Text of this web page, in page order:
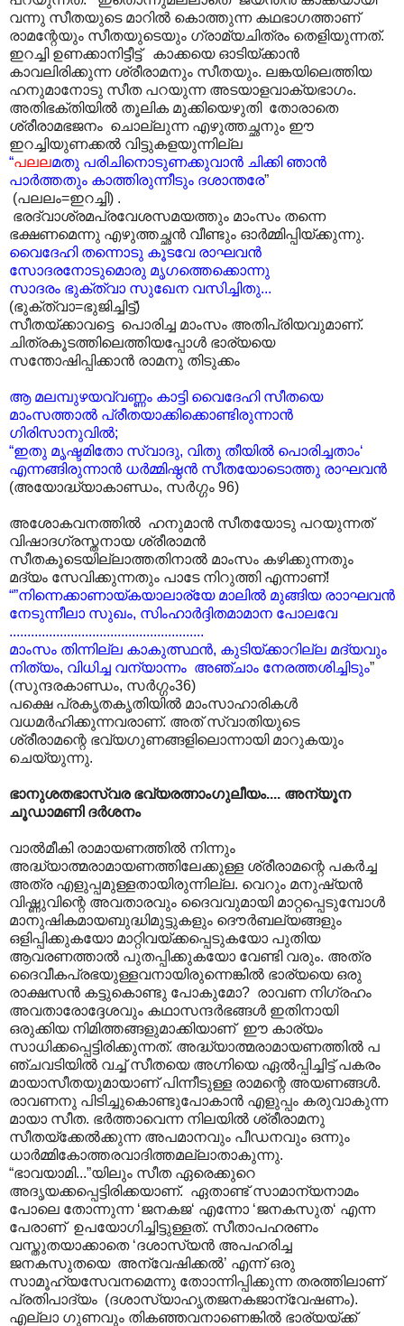
വന്നു സീതയുടെ മാറിൽ കൊത്തുന്ന കഥഭാഗത്താണ്
രാമന്റേയും സീതയുടെയും ഗ്രാമ്യചിത്രം തെളിയുന്നത്.
ഇറച്ചി ഉണക്കാനിട്ടീട്ട് കാക്കയെ ഓടിയ്ക്കാൻ
കാവലിരിക്കുന്ന ശ്രീരാമനും സീതയും. ലങ്കയിലെത്തിയ
ഹനുമാനോടു സീത പറയുന്ന അടയാളവാക്യഭാഗം.
അതിഭക്തിയിൽ തൂലിക മുക്കിയെഴുതി തോരാതെ
ശ്രീരാമഭജനം ചൊല്ലുന്ന എഴുത്തച്ഛനും ഈ
ഇറച്ചിയുണക്കൽ വിട്ടുകളയുന്നില്ല
“പലലമതു പരിചിനൊടുണക്കുവാൻ ചിക്കി ഞാൻ
പാർത്തതും കാത്തിരുന്നീടും ദശാന്തരേ”
(പലലം=ഇറച്ചി) .
ഭരദ്വാശ്രമപ്രവേശസമയത്തും മാംസം തന്നെ
ഭക്ഷണമെന്നു എഴുത്തച്ഛൻ വീണ്ടും ഓർമ്മിപ്പിയ്ക്കുന്നു.
വൈദേഹി തന്നൊടു കൂടവേ രാഘവൻ
സോദരനോടുമൊരു മൃഗത്തെക്കൊന്നു
സാദരം ഭുക്ത്വാ സുഖേന വസിച്ചിതു...
(ഭുക്ത്വാ=ഭുജിച്ചിട്ട്)
സീതയ്ക്കാവട്ടെ പൊരിച്ച മാംസം അതിപ്രിയവുമാണ്.
ചിത്രകൂടത്തിലെത്തിയപ്പോൾ ഭാര്യയെ
സന്തോഷിപ്പിക്കാൻ രാമനു തിടുക്കം
ആ മലമ്പുഴയവ്വണ്ണം കാട്ടി വൈദേഹി സീതയെ
മാംസത്താൽ പ്രീതയാക്കിക്കൊണ്ടിരുന്നാൻ
ഗിരിസാനുവിൽ;
“ഇതു മൃഷ്ടമിതോ സ്വാദു, വിതു തീയിൽ പൊരിച്ചതാം‘
എന്നങ്ങിരുന്നാൻ ധർമ്മിഷ്ഠൻ സീതയോടൊത്തു രാഘവൻ
(അയോദ്ധ്യാകാണ്ഡം, സർഗ്ഗം 96)
അശോകവനത്തിൽ ഹനുമാൻ സീതയോടു പറയുന്നത്
വിഷാദഗ്രസ്തനായ ശ്രീരാമൻ
സീതകൂടെയില്ലാത്തതിനാൽ മാംസം കഴിക്കുന്നതും
മദ്യം സേവിക്കുന്നതും പാടേ നിറുത്തി എന്നാണ്!
“”നിന്നെക്കാണായ്കയാലാര്യേ മാലിൽ മുങ്ങിയ രാ‍ാഘവൻ
നേടുന്നീലാ സുഖം, സിംഹാർദ്ദിതമാമാന പോലവേ
......................................................
മാംസം തിന്നില്ല കാകുത്സ്ഥൻ, കുടിയ്ക്കാറില്ല മദ്യവും
നിത്യം, വിധിച്ച വന്യാന്നം അഞ്ചാം നേരത്തശിച്ചിടും”
(സുന്ദരകാണ്ഡം, സർഗ്ഗം36)
പക്ഷെ പ്രകൃതകൃതിയിൽ മാംസാഹാരികൾ
വധമർഹിക്കുന്നവരാണ്. അത് സ്വാതിയുടെ
ശ്രീരാമന്റെ ഭവ്യഗുണങ്ങളിലൊന്നായി മാറുകയും
ചെയ്യുന്നു.
ഭാനുശതഭാസ്വര ഭവ്യരത്നാംഗുലീയം.... അന്യൂന
ചൂഡാമണി ദർശനം
വാൽമീകി രാമായണത്തിൽ നിന്നും
അദ്ധ്യാത്മരാമായണത്തിലേക്കുള്ള ശ്രീരാമന്റെ പകർച്ച
അത്ര എളുപ്പമുള്ളതായിരുന്നില്ല. വെറും മനുഷ്യൻ
വിഷ്ണുവിന്റെ അവതാരവും ദൈവവുമായി മാറ്റപ്പെടുമ്പോൾ
മാനുഷികമായബുദ്ധിമുട്ടുകളും ദൌർബല്യങ്ങളും
ഒളിപ്പിക്കുകയോ മാറ്റിവയ്ക്കപ്പെടുകയോ പുതിയ
ആവരണത്താൽ പുതപ്പിക്കുകയോ വേണ്ടി വരും. അത്ര
ദൈവീകപ്രഭയുള്ളവനായിരുന്നെങ്കിൽ ഭാര്യയെ ഒരു
രാക്ഷസൻ കട്ടുകൊണ്ടു പോകുമോ? രാവണ നിഗ്രഹം
അവതാരോദ്ദേശവും കഥാസന്ദർഭങ്ങൾ ഇതിനായി
ഒരുക്കിയ നിമിത്തങ്ങളുമാക്കിയാണ് ഈ കാ‍ര്യം
സാധിക്കപ്പെട്ടിരിക്കുന്നത്. അദ്ധ്യാത്മരാമായണത്തിൽ പ
ഞ്ചവടിയിൽ വച്ച് സീതയെ അഗ്നിയെ ഏൽ‌പ്പിച്ചിട്ട് പകരം
മായാസീതയുമായാണ് പിന്നീടുള്ള രാമന്റെ അയണങ്ങൾ.
രാവണനു പിടിച്ചുകൊണ്ടുപോകാൻ എളുപ്പം കരുവാകുന്ന
മായാ സീത. ഭർത്താവെന്ന നിലയിൽ ശ്രീരാമനു
സീതയ്ക്കേൽക്കുന്ന അപമാനവും പീഡനവും ഒന്നും
ധാർമ്മികോത്തരവാദിത്തമല്ലാതാകുന്നു.
“ഭാവയാമി...”യിലും സീത ഏരെക്കുറെ
അദൃയക്കപ്പെട്ടിരിക്കയാണ്. ഏതാണ്ട് സാമാന്യനാമം
പോലെ തോന്നുന്ന ‘ജനകജ‘ എന്നോ ‘ജനകസുത‘ എന്ന
പേരാണ് ഉപയോഗിച്ചിട്ടുള്ളത്. സീതാപഹരണം
വസ്തുതയാക്കാതെ ‘ദശാസ്യൻ അപഹരിച്ച
ജനകസുതയെ അന്വേഷിക്കൽ’ എന്ന് ഒരു
സാമൂഹ്യസേവനമെന്നു തോ‍ാന്നിപ്പിക്കുന്ന തരത്തിലാണ്
പ്രതിപാദ്യം (ദശാസ്യാഹൃതജനകജാന്വേഷണം).
എല്ലാ ഗുണവും തികഞ്ഞവനാണെങ്കിൽ ഭാര്യയ്ക്ക്